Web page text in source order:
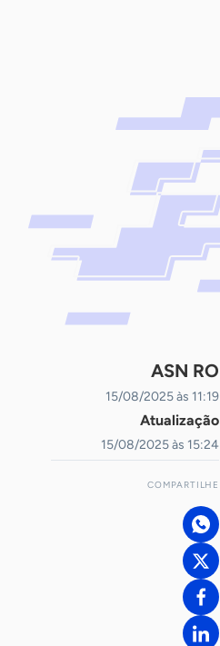
ASN RO
15/08/2025 às 11:19
Atualização
15/08/2025 às 15:24
COMPARTILHE